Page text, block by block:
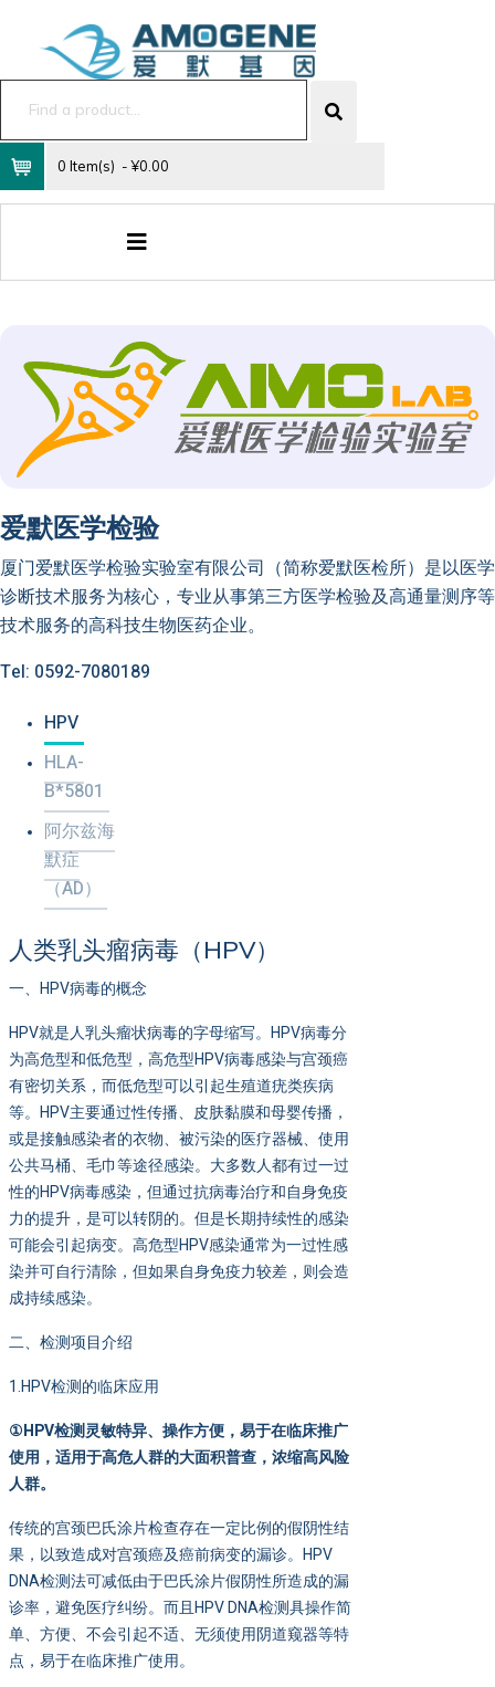
0 Item(s) - ¥0.00
爱默医学检验
厦门爱默医学检验实验室有限公司（简称爱默医检所） 是以医学
诊断技术服务为核心，专业从事第三方医学检验及高通量测序等
技术服务的高科技生物医药企业。
Tel: 0592-7080189
HPV
HLA-
B*5801
阿尔兹海
默症
（AD）
人类乳头瘤病毒（HPV）
一、HPV病毒的概念
HPV就是人乳头瘤状病毒的字母缩写。HPV病毒分
为高危型和低危型，高危型HPV病毒感染与宫颈癌
有密切关系，而低危型可以引起生殖道疣类疾病
等。HPV主要通过性传播、皮肤黏膜和母婴传播，
或是接触感染者的衣物、被污染的医疗器械、使用
公共马桶、毛巾等途径感染。大多数人都有过一过
性的HPV病毒感染，但通过抗病毒治疗和自身免疫
力的提升，是可以转阴的。但是长期持续性的感染
可能会引起病变。高危型HPV感染通常为一过性感
染并可自行清除，但如果自身免疫力较差，则会造
成持续感染。
二、检测项目介绍
1.HPV检测的临床应用
①HPV检测灵敏特异、操作方便，易于在临床推广
使用，适用于高危人群的大面积普查，浓缩高风险
人群。
传统的宫颈巴氏涂片检查存在一定比例的假阴性结
果，以致造成对宫颈癌及癌前病变的漏诊。HPV
DNA检测法可减低由于巴氏涂片假阴性所造成的漏
诊率，避免医疗纠纷。而且HPV DNA检测具操作简
单、方便、不会引起不适、无须使用阴道窥器等特
点，易于在临床推广使用。